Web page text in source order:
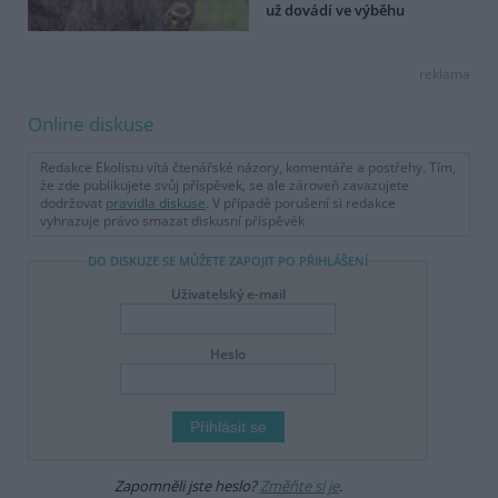
už dovádí ve výběhu
reklama
Online diskuse
Redakce Ekolistu vítá čtenářské názory, komentáře a postřehy. Tím,
že zde publikujete svůj příspěvek, se ale zároveň zavazujete
dodržovat pravidla diskuse. V případě porušení si redakce
vyhrazuje právo smazat diskusní příspěvěk
DO DISKUZE SE MŮŽETE ZAPOJIT PO PŘIHLÁŠENÍ
Uživatelský e-mail
Heslo
Zapomněli jste heslo?Změňte si je.